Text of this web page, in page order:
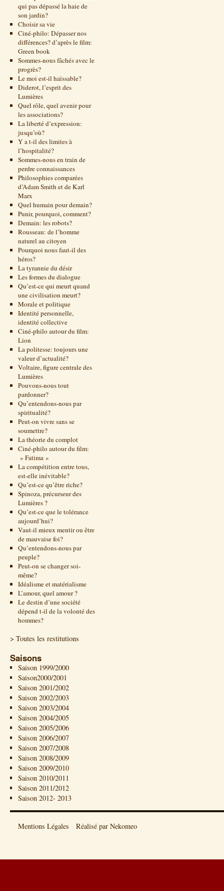
qui pas dépassé la haie de
son jardin?
Choisir sa vie
Ciné-philo: Dépasser nos
différences? d’après le film:
Green book
Sommes-nous fâchés avec le
progrès?
Le moi est-il haïssable?
Diderot, l’esprit des
Lumières
Quel rôle, quel avenir pour
les associations?
La liberté d’expression:
jusqu’où?
Y a t-il des limites à
l’hospitalité?
Sommes-nous en train de
perdre connaissances
Philosophies comparées
d’Adam Smith et de Karl
Marx
Quel humain pour demain?
Punir, pourquoi, comment?
Demain: les robots?
Rousseau: de l’homme
naturel au citoyen
Pourquoi nous faut-il des
héros?
La tyrannie du désir
Les formes du dialogue
Qu’est-ce qui meurt quand
une civilisation meurt?
Morale et politique
Identité personnelle,
identité collective
Ciné-philo autour du film:
Lion
La politesse: toujours une
valeur d’actualité?
Voltaire, figure centrale des
Lumières
Pouvons-nous tout
pardonner?
Qu’entendons-nous par
spiritualité?
Peut-on vivre sans se
soumettre?
La théorie du complot
Ciné-philo autour du film:
» Fatima »
La compétition entre tous,
est-elle inévitable?
Qu’est-ce qu’être riche?
Spinoza, précurseur des
Lumières ?
Qu’est-ce que le tolérance
aujourd’hui?
Vaut-il mieux mentir ou être
de mauvaise foi?
Qu’entendons-nous par
peuple?
Peut-on se changer soi-
même?
Idéalisme et matérialisme
L’amour, quel amour ?
Le destin d’une société
dépend t-il de la volonté des
hommes?
> Toutes les restitutions
Saisons
Saison 1999/2000
Saison2000/2001
Saison 2001/2002
Saison 2002/2003
Saison 2003/2004
Saison 2004/2005
Saison 2005/2006
Saison 2006/2007
Saison 2007/2008
Saison 2008/2009
Saison 2009/2010
Saison 2010/2011
Saison 2011/2012
Saison 2012- 2013
Mentions Légales Réalisé par Nekomeo